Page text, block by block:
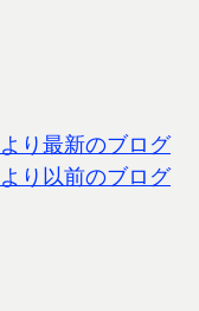
より最新のブログ
より以前のブログ